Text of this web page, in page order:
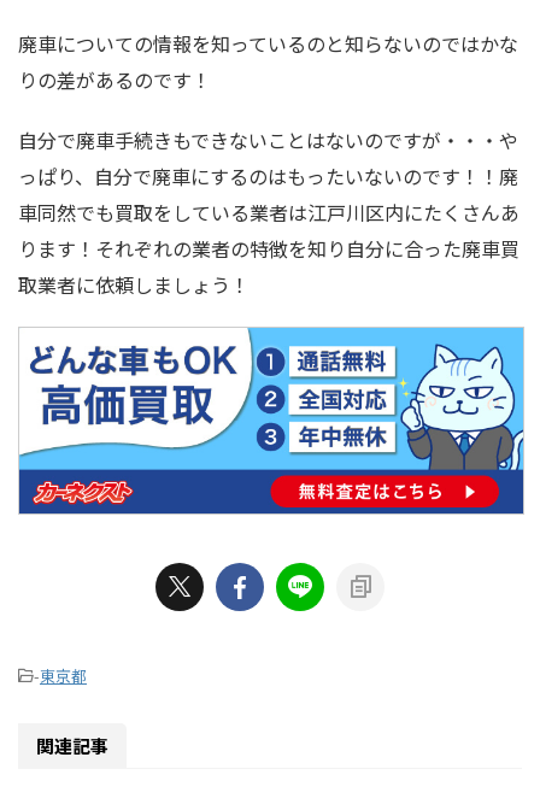
廃車についての情報を知っているのと知らないのではかな
りの差があるのです！
自分で廃車手続きもできないことはないのですが・・・や
っぱり、自分で廃車にするのはもったいないのです！！廃
車同然でも買取をしている業者は江戸川区内にたくさんあ
ります！それぞれの業者の特徴を知り自分に合った廃車買
取業者に依頼しましょう！
-東京都
関連記事